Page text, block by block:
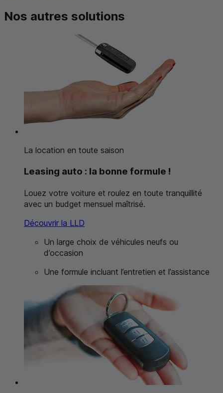
Nos autres solutions
La location en toute saison
Leasing auto : la bonne formule !
Louez votre voiture et roulez en toute tranquillité
avec un budget mensuel maîtrisé.
Découvrir la LLD
Un large choix de véhicules neufs ou
d’occasion
Une formule incluant l’entretien et l’assistance